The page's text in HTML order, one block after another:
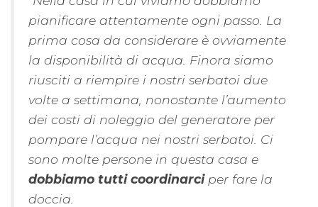
pianificare attentamente ogni passo. La
prima cosa da considerare è ovviamente
la disponibilità di acqua. Finora siamo
riusciti a riempire i nostri serbatoi due
volte a settimana, nonostante l’aumento
dei costi di noleggio del generatore per
pompare l’acqua nei nostri serbatoi. Ci
sono molte persone in questa casa e
dobbiamo tutti coordinarciper fare la
doccia.